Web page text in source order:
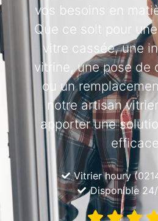
vos besoins en
Que ce soit pour une
vitre cassée, une
vitrine, une pose de
ou un
notre artisan
apporter une
Vitrier houry
Disponible